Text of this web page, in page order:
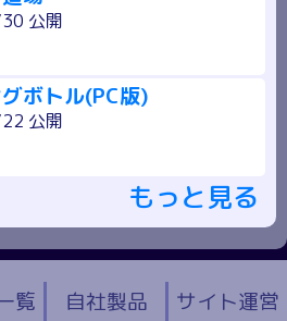
公開
ボトル(PC版)
公開
もっと見る
覧 自社製品 サイト運営